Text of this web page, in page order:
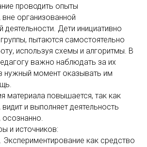
проводить опыты
организованной
деятельности. Дети инициативно
пытаются самостоятельно
используя схемы и алгоритмы. В
важно наблюдать за их
нужный момент оказывать им
материала повышается, так как
и выполняет деятельность
осознанно.
и источников:
как средство